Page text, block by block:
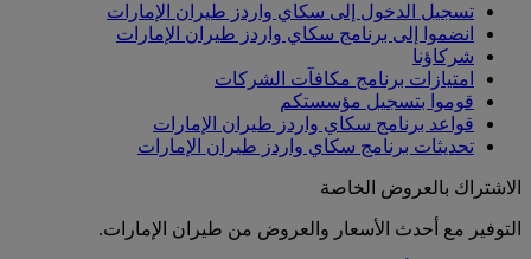
تسجيل الدخول إلى سكاي واردز طيران الإمارات
انضموا إلى برنامج سكاي واردز طيران الإمارات
شركاؤنا
امتيازات برنامج مكافآت الشركات
قوموا بتسجيل مؤسستكم
قواعد برنامج سكاي واردز طيران الإمارات
تحديثات برنامج سكاي واردز طيران الإمارات
الاشتراك بالعروض الخاصة
التوفير مع أحدث الأسعار والعروض من طيران الإمارات.